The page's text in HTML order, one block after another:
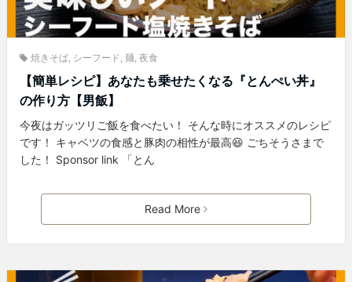
焼きそば, シーフード , 麺, 夜食
【簡単レシピ】あなたも乗せたくなる『とんぺい丼』
の作り方【男飯】
今夜はガッツリご飯を食べたい！ そんな時にオススメのレシピ
です！ キャベツの食感と豚肉の相性が最高😆 ごちそうさまで
した！ Sponsor link 「とん
Read More